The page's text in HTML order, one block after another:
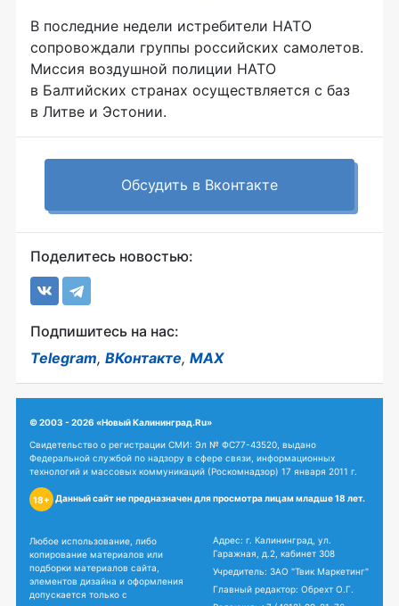
В последние недели истребители НАТО
сопровождали группы российских самолетов.
Миссия воздушной полиции НАТО
в Балтийских странах осуществляется с баз
в Литве и Эстонии.
Обсудить в Вконтакте
Поделитесь новостью:
Подпишитесь на нас:
Telegram, ВКонтакте, MAX
© 2003 - 2026 «Новый Калининград.Ru»
Свидетельство о регистрации СМИ: Эл № ФС77-43520, выдано
Федеральной службой по надзору в сфере связи, информационных
технологий и массовых коммуникаций (Роскомнадзор) 17 января 2011 г.
18+ Данный сайт не предназначен для просмотра лицам младше 18 лет.
Любое использование, либо
копирование материалов или
подборки материалов сайта,
элементов дизайна и оформления
допускается только с
Адрес: г. Калининград, ул.
Гаражная, д.2, кабинет 308
Учредитель: ЗАО "Твик Маркетинг"
Главный редактор: Обрехт О.Г.